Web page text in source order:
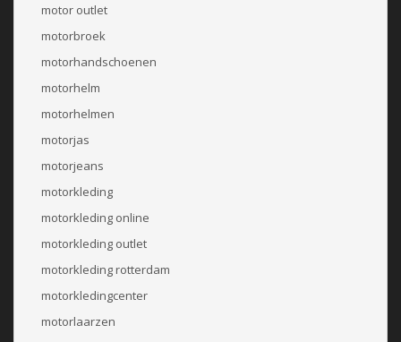
motor outlet
motorbroek
motorhandschoenen
motorhelm
motorhelmen
motorjas
motorjeans
motorkleding
motorkleding online
motorkleding outlet
motorkleding rotterdam
motorkledingcenter
motorlaarzen